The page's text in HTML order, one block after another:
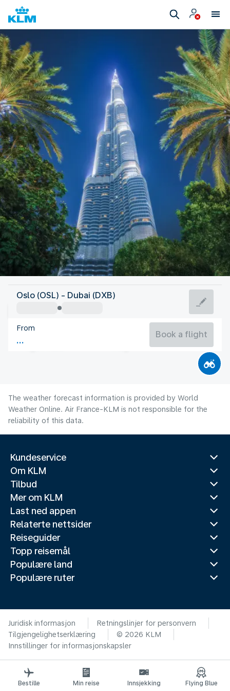
United Arab Emirates
United Arab Emirates
Flight time
Oslo (OSL) - Dubai (DXB)
From
Book a flight
The weather forecast information is provided by World
Weather Online. Air France-KLM is not responsible for the
reliability of this data.
Kundeservice
Om KLM
Tilbud
Mer om KLM
Last ned appen
Relaterte nettsider
Reiseguider
Topp reisemål
Populære land
Populære ruter
Juridisk informasjon
Retningslinjer for personvern
Tilgjengelighetserklæring
© 2026 KLM
Innstillinger for informasjonskapsler
Bestille Min reise Innsjekking Flying Blue